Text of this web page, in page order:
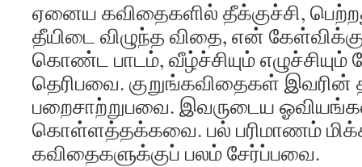
ஏனைய கவிதைகளில் தீக்குச்சி,
தீயிடை விழுந்த விதை, என்
கொண்ட பாடம், வீழ்ச்சியும்
தெரிபவை. குறுங்கவிதைகள்
பறைசாற்றுபவை. இவருடைய
கொள்ளத்தக்கவை. பல் பரிமாணம்
கவிதைகளுக்குப் பலம் சேர்ப்பவை.